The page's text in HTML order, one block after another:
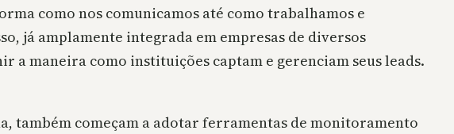
como nos comunicamos até como trabalhamos e
já amplamente integrada em empresas de diversos
a maneira como instituições captam e gerenciam seus leads.
também começam a adotar ferramentas de monitoramento